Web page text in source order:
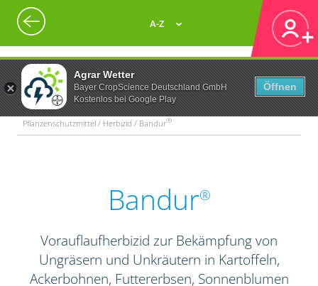
Agrar Wetter
Bayer CropScience Deutschland GmbH
Kostenlos bei Google Play
Öffnen
A-Z
Pflanzenschutzmittel / Herbizid / Bandur®
Bandur®
Vorauflaufherbizid zur Bekämpfung von
Ungräsern und Unkräutern in Kartoffeln,
Ackerbohnen, Futtererbsen, Sonnenblumen